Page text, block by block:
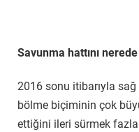
Savunma hattını
2016 sonu itibarıyla
bölme biçiminin çok
ettiğini ileri sürmek fazla